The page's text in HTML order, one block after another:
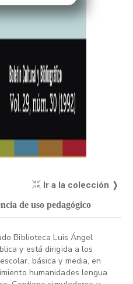
Ir a la colección ❭
de uso pedagógico
Biblioteca Luis Ángel
y está dirigida a los
básica y media, en
humanidades lengua